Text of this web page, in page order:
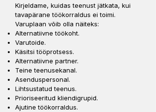
Kirjeldame, kuidas teenust jätkata, kui
tavapärane töökorraldus ei toimi.
Varuplaan võib olla näiteks:
Alternatiivne töökoht.
Varutoide.
Käsitsi tööprotsess.
Alternatiivne partner.
Teine teenusekanal.
Asenduspersonal.
Lihtsustatud teenus.
Prioriseeritud kliendigrupid.
Ajutine töökorraldus.